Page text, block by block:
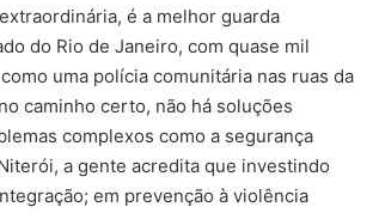
é a melhor guarda
do Rio de Janeiro, com quase mil
uma polícia comunitária nas ruas da
caminho certo, não há soluções
complexos como a segurança
a gente acredita que investindo
em prevenção à violência